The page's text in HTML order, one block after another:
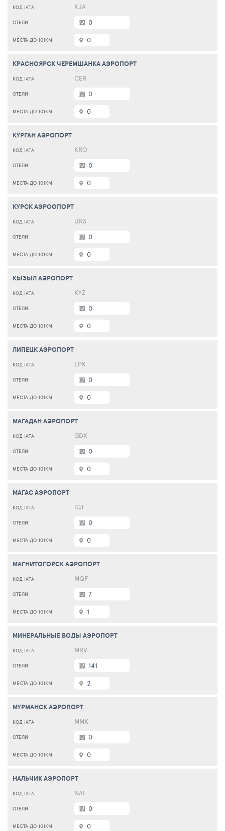
KJA
0
0
КРАСНОЯРСК ЧЕРЕМШАНКА АЭРОПОРТ
CER
0
0
КУРГАН АЭРОПОРТ
KRO
0
0
КУРСК АЭРООПОРТ
URS
0
0
КЫЗЫЛ АЭРОПОРТ
KYZ
0
0
ЛИПЕЦК АЭРОПОРТ
LPK
0
0
МАГАДАН АЭРОПОРТ
GDX
0
0
МАГАС АЭРОПОРТ
IGT
0
0
МАГНИТОГОРСК АЭРОПОРТ
MQF
7
1
МИНЕРАЛЬНЫЕ ВОДЫ АЭРОПОРТ
MRV
141
2
МУРМАНСК АЭРОПОРТ
MMK
0
0
НАЛЬЧИК АЭРОПОРТ
NAL
0
0